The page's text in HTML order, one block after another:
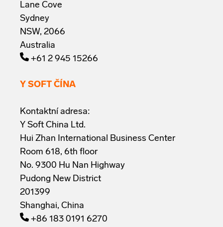
Lane Cove
Sydney
NSW, 2066
Australia
+61 2 945 15266
Y SOFT ČÍNA
Kontaktní adresa:
Y Soft China Ltd.
Hui Zhan International Business Center
Room 618, 6th floor
No. 9300 Hu Nan Highway
Pudong New District
201399
Shanghai, China
+86 183 0191 6270